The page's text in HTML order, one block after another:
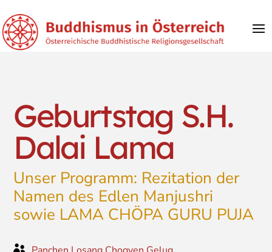
Geburtstag S.H.
Dalai Lama
Unser Programm: Rezitation der
Namen des Edlen Manjushri
sowie LAMA CHÖPA GURU PUJA
